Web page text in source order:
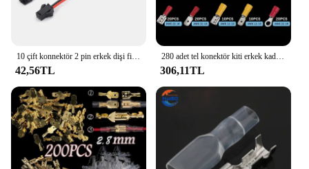
10 çift konnektör 2 pin erkek dişi fiş Terminal tel LED Downlight tavan lambası LED şerit
42,56TL
280 adet tel konektör kiti erkek kadın yalıtımlı terminalleri soğuk sıkma terminalleri çeşitli sıkma terminalleri Spade kablo uzatması konektör kiti
306,11TL